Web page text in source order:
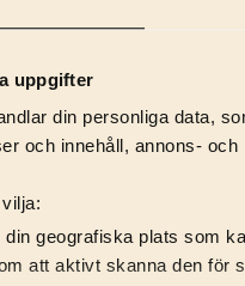
uppgifter
din personliga data,
och innehåll, annons-
geografiska plats som
att aktivt skanna den för